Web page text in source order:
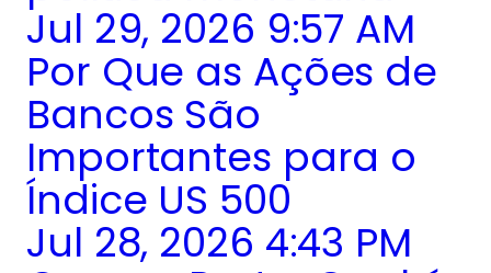
Jul 29, 2026 9:57 AM
Por Que as Ações de
Bancos São
Importantes para o
Índice US 500
Jul 28, 2026 4:43 PM